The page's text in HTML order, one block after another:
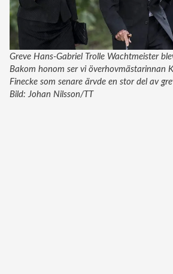
Greve Hans-Gabriel Trolle Wachtmeister
Bakom honom ser vi överhovmästarinnan
Finecke som senare ärvde en stor del av
Bild: Johan Nilsson/TT